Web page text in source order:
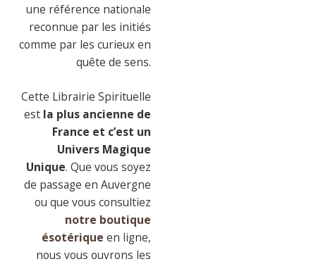
une référence nationale
reconnue par les initiés
comme par les curieux en
quête de sens.
Cette Librairie Spirituelle
est la plus ancienne de
France et c’est un
Univers Magique
Unique. Que vous soyez
de passage en Auvergne
ou que vous consultiez
notre boutique
ésotérique en ligne,
nous vous ouvrons les